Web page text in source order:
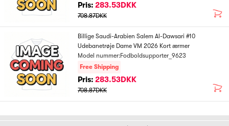
Pris: 283.53DKK
708.87DKK
Billige Saudi-Arabien Salem Al-Dawsari #10
Udebanetrøje Dame VM 2026 Kort ærmer
Model nummer:Fodboldsupporter_9623
Free Shipping
Pris: 283.53DKK
708.87DKK